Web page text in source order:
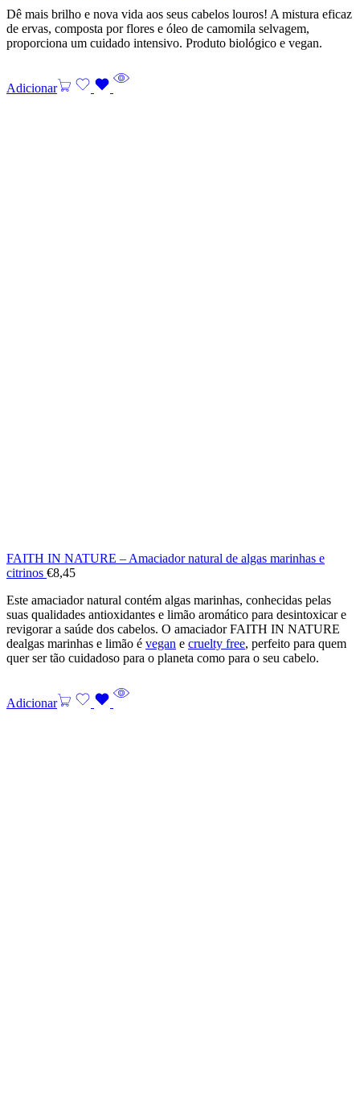
Dê mais brilho e nova vida aos seus cabelos louros! A mistura eficaz
de ervas, composta por flores e óleo de camomila selvagem,
proporciona um cuidado intensivo. Produto biológico e vegan.
Adicionar
FAITH IN NATURE – Amaciador natural de algas marinhas e
citrinos €8,45
Este amaciador natural contém algas marinhas, conhecidas pelas
suas qualidades antioxidantes e limão aromático para desintoxicar e
revigorar a saúde dos cabelos. O amaciador FAITH IN NATURE
dealgas marinhas e limão é vegan e cruelty free, perfeito para quem
quer ser tão cuidadoso para o planeta como para o seu cabelo.
Adicionar